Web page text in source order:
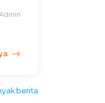
Admin
berita